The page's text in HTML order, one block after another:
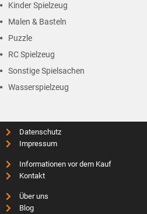
Kinder Spielzeug
Malen & Basteln
Puzzle
RC Spielzeug
Sonstige Spielsachen
Wasserspielzeug
Datenschutz
Impressum
Informationen vor dem Kauf
Kontakt
Über uns
Blog